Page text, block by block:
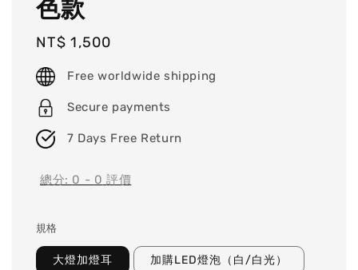
色款
Regular
price
NT$ 1,500
Free worldwide shipping
Secure payments
7 Days Free Return
總分: 0 - 0 評價
規格
大燈加燈耳 加購LED燈泡（白/白光）